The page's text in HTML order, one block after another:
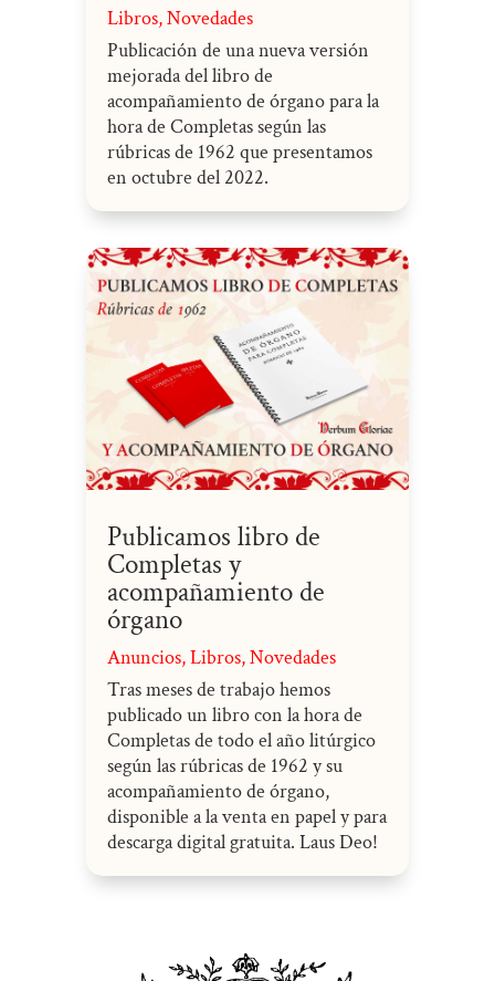
Libros,Novedades
Publicación de una nueva versión
mejorada del libro de
acompañamiento de órgano para la
hora de Completas según las
rúbricas de 1962 que presentamos
en octubre del 2022.
Publicamos libro de
Completas y
acompañamiento de
órgano
Anuncios,Libros,Novedades
Tras meses de trabajo hemos
publicado un libro con la hora de
Completas de todo el año litúrgico
según las rúbricas de 1962 y su
acompañamiento de órgano,
disponible a la venta en papel y para
descarga digital gratuita. Laus Deo!